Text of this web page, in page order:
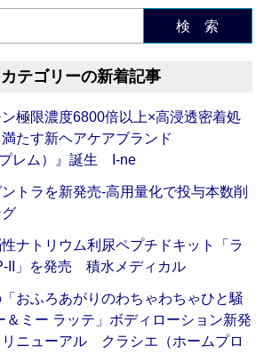
検 索
テゴリーの新着記事
ン極限濃度6800倍以上×高浸透密着処
たす新ヘアケアブランド
プレム）』誕生 I-ne
ントラを新発売‐高用量化で投与本数削
性ナトリウム利尿ペプチドキット「ラ
II」を発売 積水メディカル
「おふろあがりのわちゃわちゃひと騒
＆ミー ラッテ」ボディローション新発
ニューアル クラシエ（ホームプロ